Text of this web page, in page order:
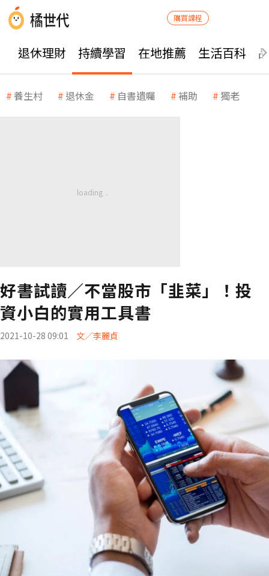
購買課程
退休理財 持續學習 在地推薦 生活百科
養生村 退休金 自書遺囑 補助 獨老
好書試讀／不當股市「韭菜」！投
資小白的實用工具書
2021-10-28 09:01 文／李麗貞